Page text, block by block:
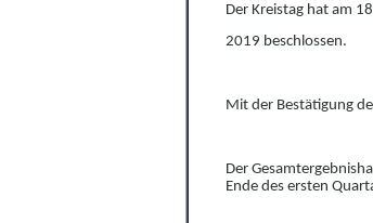
Der Kreistag hat am
2019 beschlossen.
Mit der Bestätigung
Der
Ende des ersten